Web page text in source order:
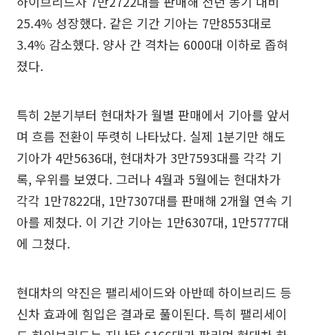
25.4% 성장했다. 같은 기간 기아는 7만8553대로
3.4% 감소했다. 양사 간 격차는 6000대 이하로 좁혀
졌다.
특히 2분기부터 현대차가 월별 판매에서 기아를 앞서
며 흐름 전환이 뚜렷히 나타났다. 실제 1분기만 해도
기아가 4만5636대, 현대차가 3만7593대를 각각 기
록, 우위를 보였다. 그러나 4월과 5월에는 현대차가
각각 1만7822대, 1만7307대를 판매해 2개월 연속 기
아를 제쳤다. 이 기간 기아는 1만6307대, 1만5777대
에 그쳤다.
현대차의 약진은 팰리세이드와 아반떼 하이브리드 등
신차 효과에 힘입은 결과로 풀이된다. 특히 팰리세이